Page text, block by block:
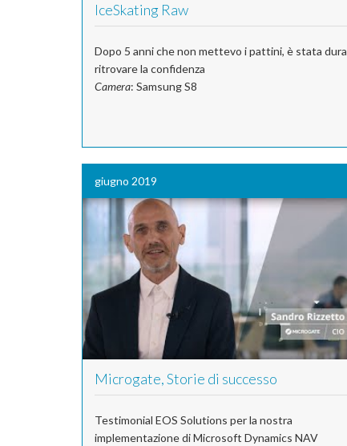
IceSkating Raw
Dopo 5 anni che non mettevo i pattini, è stata dura
ritrovare la confidenza
Camera: Samsung S8
giugno 2019
Microgate, Storie di successo
Testimonial EOS Solutions per la nostra
implementazione di Microsoft Dynamics NAV